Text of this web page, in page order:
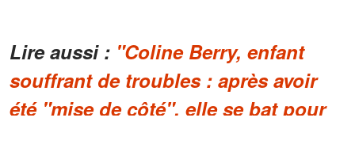
Lire aussi : "Coline Berry, enfant
souffrant de troubles : après avoir
été "mise de côté", elle se bat pour